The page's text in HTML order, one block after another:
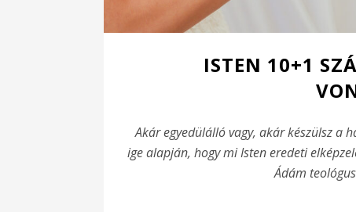
ISTEN 10+1
Akár egyedülálló vagy, akár készülsz a
ige alapján, hogy mi Isten eredeti
Ádám